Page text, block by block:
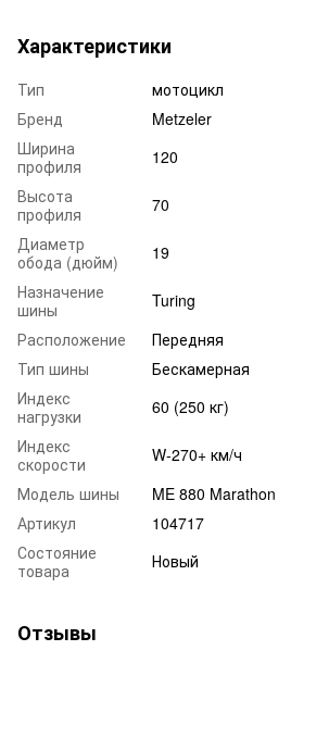
Характеристики
Тип
мотоцикл
Бренд
Metzeler
Ширина
профиля
120
Высота
профиля
70
Диаметр
обода (дюйм)
19
Назначение
шины
Turing
Расположение
Передняя
Тип шины
Бескамерная
Индекс
нагрузки
60 (250 кг)
Индекс
скорости
W-270+ км/ч
Модель шины
ME 880 Marathon
Артикул
104717
Состояние
товара
Новый
Отзывы